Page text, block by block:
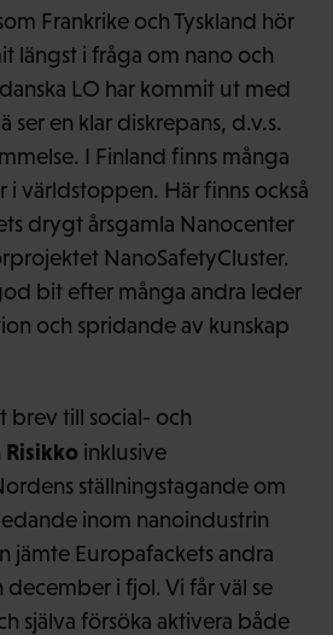
Frankrike och Tyskland hör
längst i fråga om nano och
LO har kommit ut med
ser en klar diskrepans, d.v.s.
I Finland finns många
i världstoppen. Här finns också
drygt årsgamla Nanocenter
NanoSafetyCluster.
bit efter många andra leder
och spridande av kunskap
brev till social- och
Risikko inklusive
ställningstagande om
inom nanoindustrin
jämte Europafackets andra
i fjol. Vi får väl se
själva försöka aktivera både